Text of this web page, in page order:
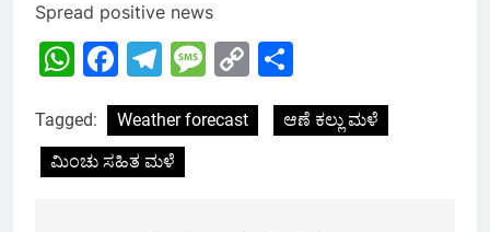
Spread positive news
WhatsApp
Facebook
Telegram
Message
Copy
Link
Tagged: Weather forecast
ಆಣೆ ಕಲ್ಲು ಮಳೆ
ಮಿಂಚು ಸಹಿತ ಮಳೆ